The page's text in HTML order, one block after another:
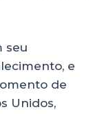
seu
e
de
Unidos,